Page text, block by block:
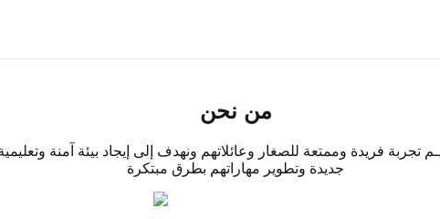
الردسي
من نحن
تجربة فريدة وممتعة للصغار وعائلاتهم ونهدف إلى إيجاد بيئة آمنة
جديدة وتطوير مهاراتهم بطرق مبتكرة